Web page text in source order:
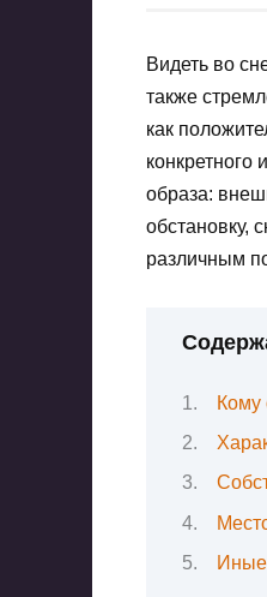
Видеть во
также
как
конкретного
образа:
обстановку,
различным
Кому
Иные